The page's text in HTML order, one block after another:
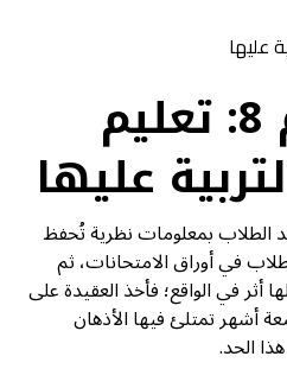
8 – مفهوم 8: تعليم
عليها
الطلاب بمعلومات نظرية تُحفظ
في أوراق الامتحانات، ثم
أثر في الواقع؛ فأخذ العقيدة على
أشهر تمتلئ فيها الأذهان
الحد.